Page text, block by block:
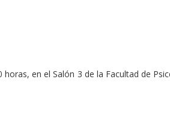
en el Salón 3 de la Facultad de